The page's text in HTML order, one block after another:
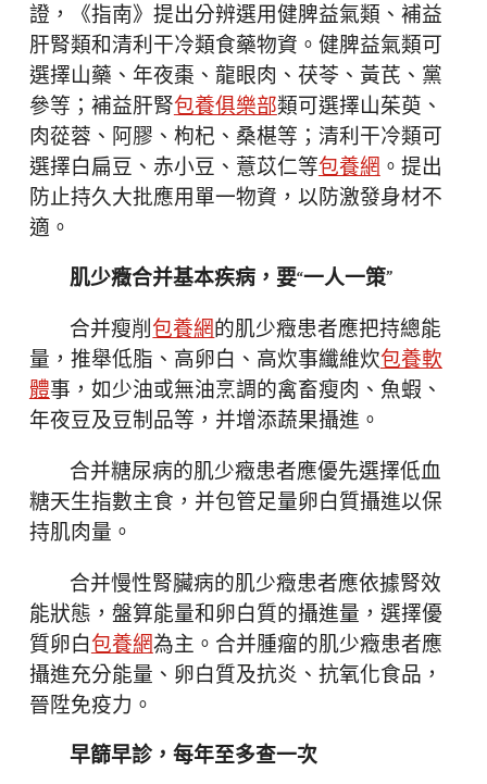
證，《指南》提出分辨選用健脾益氣類、補益
肝腎類和清利干冷類食藥物資。健脾益氣類可
選擇山藥、年夜棗、龍眼肉、茯苓、黃芪、黨
參等；補益肝腎包養俱樂部類可選擇山茱萸、
肉蓯蓉、阿膠、枸杞、桑椹等；清利干冷類可
選擇白扁豆、赤小豆、薏苡仁等包養網 。提出
防止持久大批應用單一物資，以防激發身材不
適。
肌少癥合并基本疾病，要“一人一策”
合并瘦削包養網的肌少癥患者應把持總能
量，推舉低脂、高卵白、高炊事纖維炊包養軟
體事，如少油或無油烹調的禽畜瘦肉、魚蝦、
年夜豆及豆制品等，并增添蔬果攝進。
合并糖尿病的肌少癥患者應優先選擇低血
糖天生指數主食，并包管足量卵白質攝進以保
持肌肉量。
合并慢性腎臟病的肌少癥患者應依據腎效
能狀態，盤算能量和卵白質的攝進量，選擇優
質卵白包養網為主。合并腫瘤的肌少癥患者應
攝進充分能量、卵白質及抗炎、抗氧化食品，
晉陞免疫力。
早篩早診，每年至多查一次